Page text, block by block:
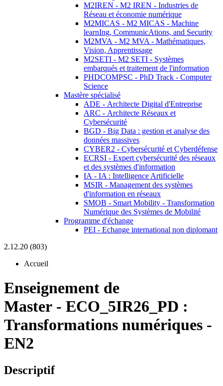
M2IREN - M2 IREN - Industries de
Réseau et économie numérique
M2MICAS - M2 MICAS - Machine
learnIng, CommunicAtions, and Security
M2MVA - M2 MVA - Mathématiques,
Vision, Apprentissage
M2SETI - M2 SETI - Systèmes
embarqués et traitement de l'information
PHDCOMPSC - PhD Track - Computer
Science
Mastère spécialisé
ADE - Architecte Digital d'Entreprise
ARC - Architecte Réseaux et
Cybersécurité
BGD - Big Data : gestion et analyse des
données massives
CYBER2 - Cybersécurité et Cyberdéfense
ECRSI - Expert cybersécurité des réseaux
et des systèmes d'information
IA - IA : Intelligence Artificielle
MSIR - Management des systèmes
d'information en réseaux
SMOB - Smart Mobility - Transformation
Numérique des Systèmes de Mobilité
Programme d'échange
PEI - Echange international non diplomant
2.12.20 (803)
Accueil
Enseignement de
Master - ECO_5IR26_PD :
Transformations numériques -
EN2
Descriptif